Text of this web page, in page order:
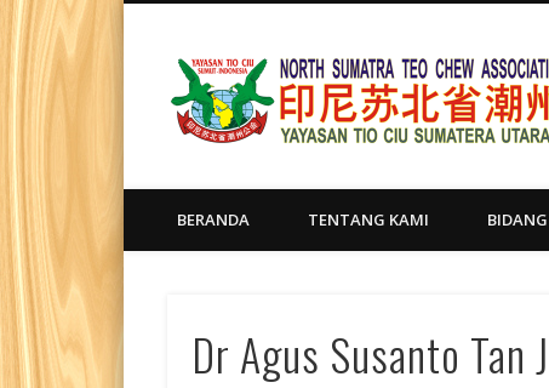
BERANDA TENTANG KAMI BIDANG
Dr Agus Susanto Tan